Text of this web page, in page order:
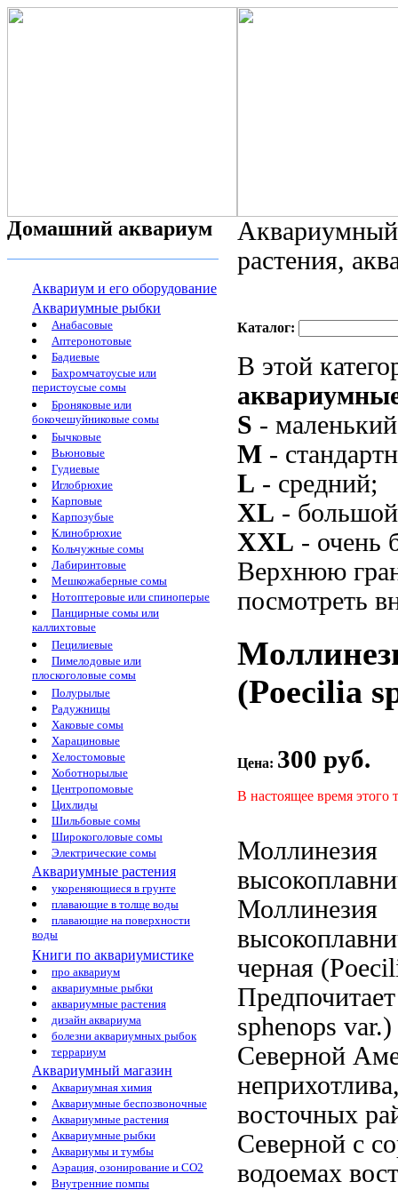
Домашний аквариум
Аквариум и его оборудование
Аквариумные рыбки
Анабасовые
Аптеронотовые
Бадиевые
Бахромчатоусые или
перистоусые сомы
Броняковые или
бокочешуйниковые сомы
Бычковые
Вьюновые
Гудиевые
Иглобрюхие
Карповые
Карпозубые
Клинобрюхие
Кольчужные сомы
Лабиринтовые
Мешкожаберные сомы
Нотоптеровые или спиноперые
Панцирные сомы или
каллихтовые
Пецилиевые
Пимелодовые или
плоскоголовые сомы
Полурылые
Радужницы
Хаковые сомы
Харациновые
Хелостомовые
Хоботнорылые
Центропомовые
Цихлиды
Шильбовые сомы
Широкоголовые сомы
Электрические сомы
Аквариумные растения
укореняющиеся в грунте
плавающие в толще воды
плавающие на поверхности
воды
Книги по аквариумистике
про аквариум
аквариумные рыбки
аквариумные растения
дизайн аквариума
болезни аквариумных рыбок
террариум
Аквариумный магазин
Аквариумная химия
Аквариумные беспозвоночные
Аквариумные растения
Аквариумные рыбки
Аквариумы и тумбы
Аэрация, озонирование и CO2
Внутренние помпы
растения,
Каталог:
В этой
S -
M -
L - средний;
XL -
XXL - очень
Верхнюю
посмотреть
(Poecilia
Цена: 300 руб.
В настоящее время этого
Моллинезия
Моллинезия
черная
sphenops var.)
Северной
восточных
Северной с
водоемах